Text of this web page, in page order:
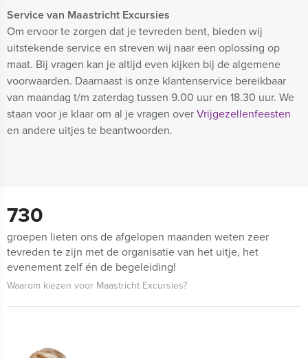
Service van Maastricht Excursies
Om ervoor te zorgen dat je tevreden bent, bieden wij
uitstekende service en streven wij naar een oplossing op
maat. Bij vragen kan je altijd even kijken bij de algemene
voorwaarden. Daarnaast is onze klantenservice bereikbaar
van maandag t/m zaterdag tussen 9.00 uur en 18.30 uur. We
staan voor je klaar om al je vragen overVrijgezellenfeesten
en andere uitjes te beantwoorden.
730
groepen lieten ons de afgelopen maanden weten zeer
tevreden te zijn met de organisatie van het uitje, het
evenement zelf én de begeleiding!
Waarom kiezen voor Maastricht Excursies?